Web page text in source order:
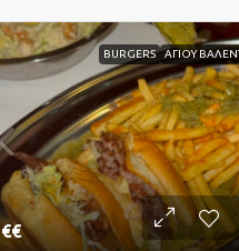
BURGERS ΑΓΙΟΥ
€€